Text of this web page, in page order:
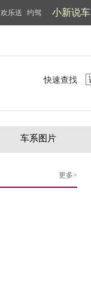
欢乐送 约驾 小新说车
快速查找
车系图片
更多>